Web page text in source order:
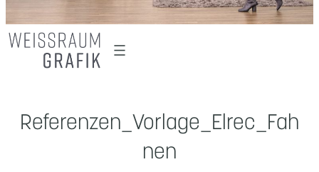
Zum
Inhalt
springen
Referenzen_Vorlage_Elrec_Fah
nen